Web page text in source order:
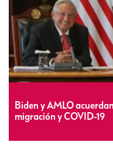
Biden y AMLO
migración y COVID-19